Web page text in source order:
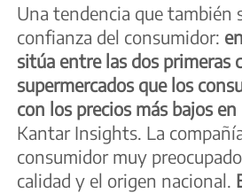
Una tendencia que también
confianza del consumidor:
sitúa entre las dos primeras
supermercados que los
con los precios más bajos en
Kantar Insights. La
consumidor muy
calidad y el origen nacional.